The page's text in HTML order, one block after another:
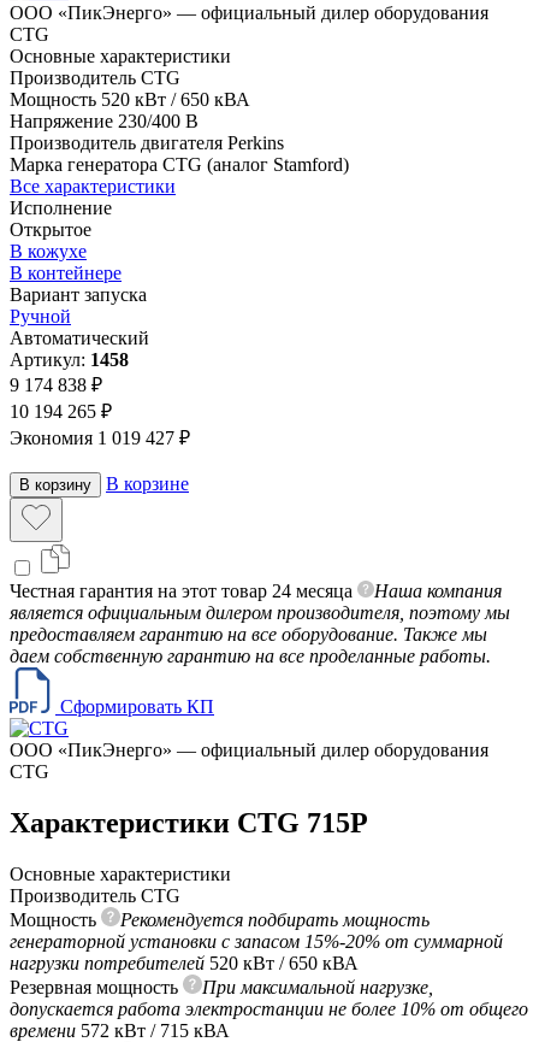
ООО «ПикЭнерго» — официальный дилер оборудования
CTG
Основные характеристики
Производитель CTG
Мощность 520 кВт / 650 кВА
Напряжение 230/400 В
Производитель двигателя Perkins
Марка генератора CTG (аналог Stamford)
Все характеристики
Исполнение
Открытое
В кожухе
В контейнере
Вариант запуска
Ручной
Автоматический
Артикул: 1458
9 174 838 ₽
10 194 265 ₽
Экономия 1 019 427 ₽
В корзину В корзине
Честная гарантия на этот товар 24 месяца
Наша компания
является официальным дилером производителя, поэтому мы
предоставляем гарантию на все оборудование. Также мы
даем собственную гарантию на все проделанные работы.
Сформировать КП
ООО «ПикЭнерго» — официальный дилер оборудования
CTG
Характеристики CTG 715P
Основные характеристики
Производитель CTG
Мощность
Рекомендуется подбирать мощность
генераторной установки с запасом 15%-20% от суммарной
нагрузки потребителей 520 кВт / 650 кВА
Резервная мощность
При максимальной нагрузке,
допускается работа электростанции не более 10% от общего
времени 572 кВт / 715 кВА